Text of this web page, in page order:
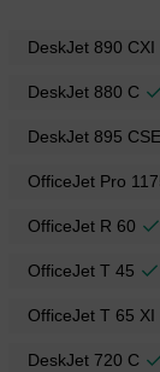
DeskJet 890 CXI
DeskJet 880 C
DeskJet 895 CSE
OfficeJet Pro
OfficeJet R 60
OfficeJet T 45
OfficeJet T 65 XI
DeskJet 720 C